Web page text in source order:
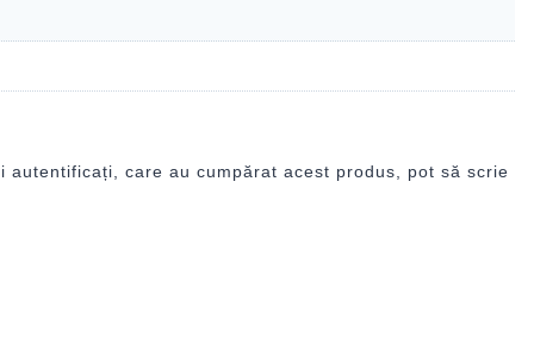
autentificați, care au cumpărat acest produs, pot să scrie